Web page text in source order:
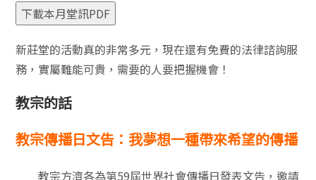
下載本月堂訊PDF
新莊堂的活動真的非常多元，現在還有免費的法律諮詢服
務，實屬難能可貴，需要的人要把握機會！
教宗的話
教宗傳播日文告：我夢想一種帶來希望的傳播
教宗方濟各為第59屆世界社會傳播日發表文告，邀請